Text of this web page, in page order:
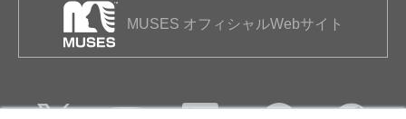
MUSES オフィシャルWebサイト